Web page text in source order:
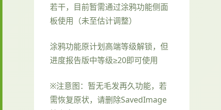
若干，目前暂需通过涂鸦功能侧面
板使用（未至估计调整）
涂鸦功能原计划高端等级解锁，但
进度报告版中等级≥20即可使用
※注意图：暂无毛发再久功能，若
需恢复原状，请删除SavedImage